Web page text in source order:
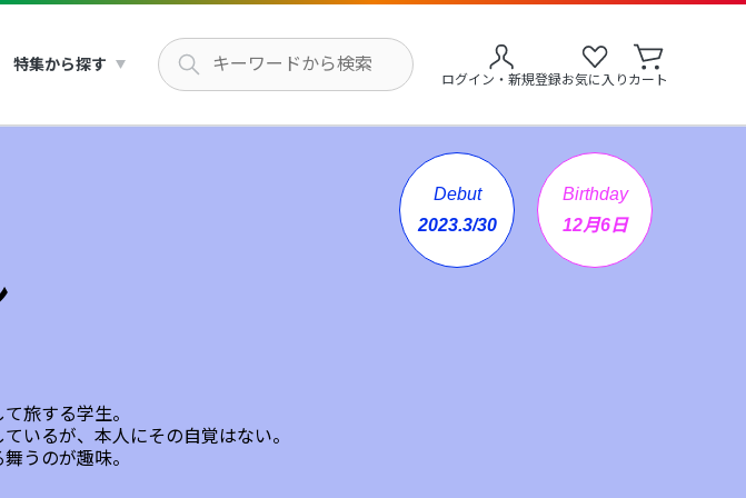
特集から探す
ログイン・新規登録お気に入り カート
旅する学生。
いるが、本人にその自覚はない。
うのが趣味。
Debut
2023.3/30
Birthday
12月6日